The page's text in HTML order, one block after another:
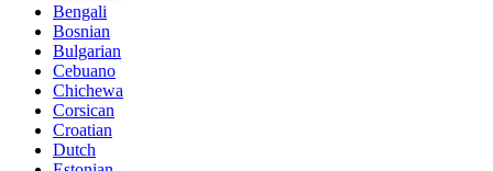
Bengali
Bosnian
Bulgarian
Cebuano
Chichewa
Corsican
Croatian
Dutch